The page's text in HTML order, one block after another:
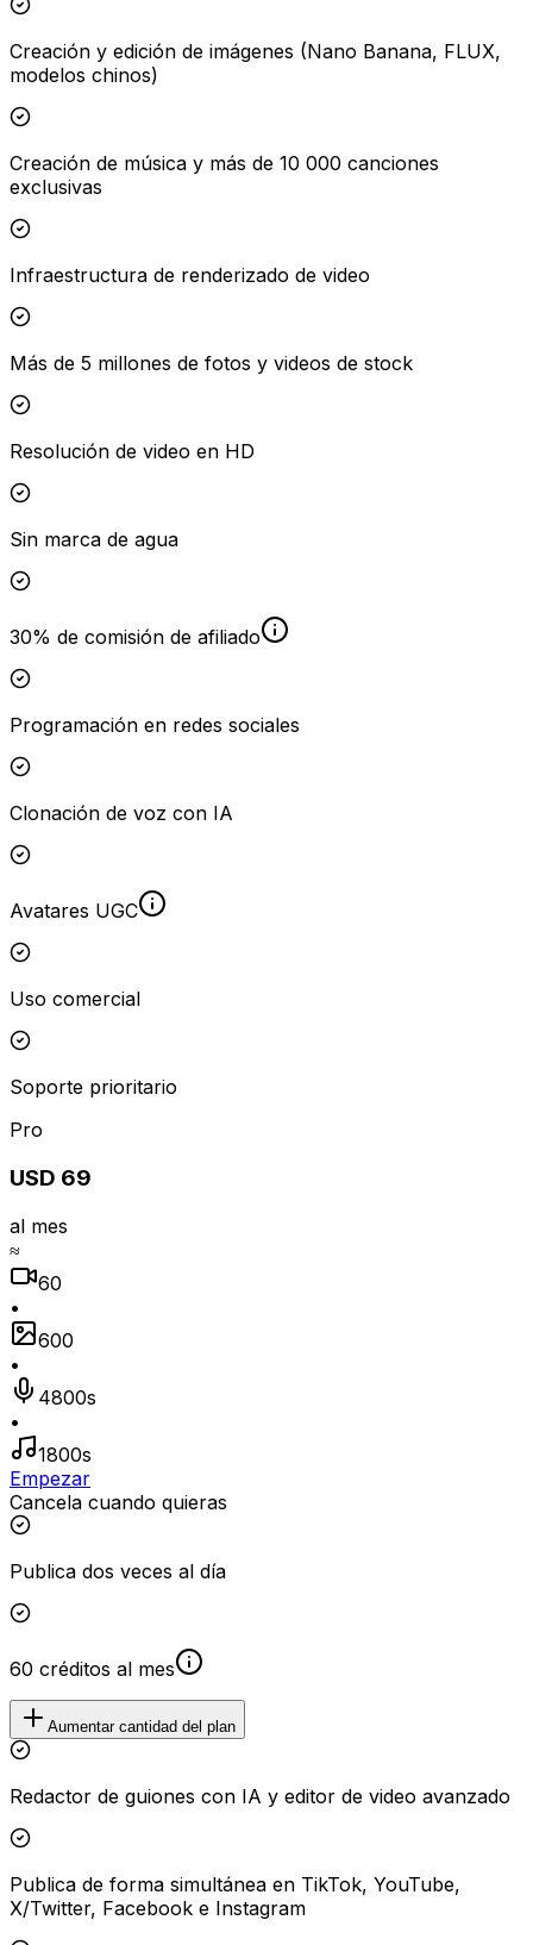
Creación y edición de imágenes (Nano Banana, FLUX,
modelos chinos)
Creación de música y más de 10 000 canciones
exclusivas
Infraestructura de renderizado de video
Más de 5 millones de fotos y videos de stock
Resolución de video en HD
Sin marca de agua
30% de comisión de afiliado
Programación en redes sociales
Clonación de voz con IA
Avatares UGC
Uso comercial
Soporte prioritario
Pro
USD 69
al mes
≈
60
•
600
•
4800s
•
1800s
Empezar
Cancela cuando quieras
Publica dos veces al día
60 créditos al mes
Aumentar cantidad del plan
Redactor de guiones con IA y editor de video avanzado
Publica de forma simultánea en TikTok, YouTube,
X/Twitter, Facebook e Instagram